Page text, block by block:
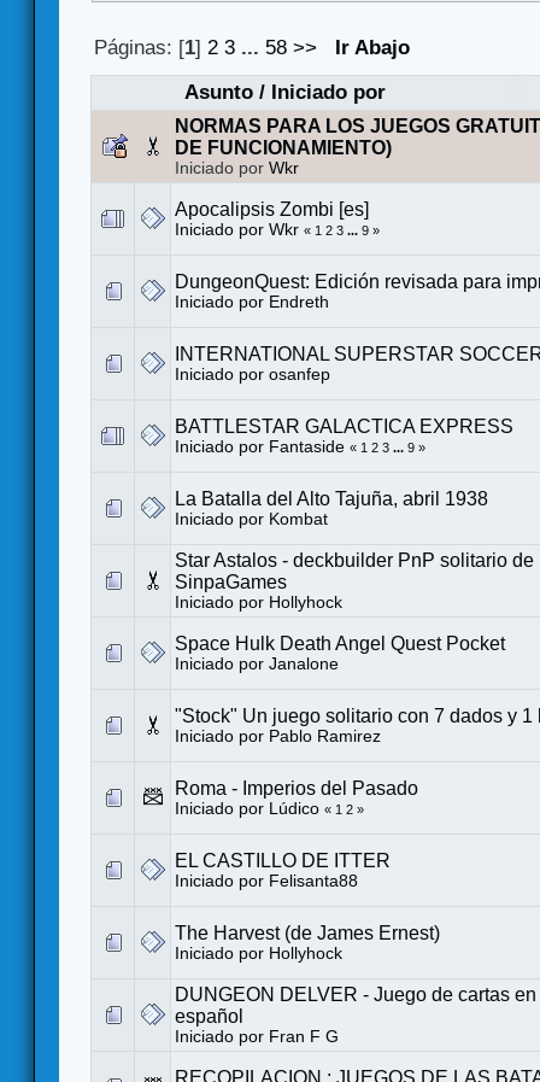
Páginas: [1] 2 3 ... 58 >>
Ir Abajo
Asunto/ Iniciado por
NORMAS PARA LOS JUEGOS
DE FUNCIONAMIENTO)
Iniciado por Wkr
Apocalipsis Zombi [es]
Iniciado por Wkr « 1 2 3 ... 9 »
DungeonQuest: Edición revisada para
Iniciado por Endreth
INTERNATIONAL SUPERSTAR
Iniciado por osanfep
BATTLESTAR GALACTICA EXPRESS
Iniciado por Fantaside « 1 2 3 ... 9 »
La Batalla del Alto Tajuña, abril 1938
Iniciado por Kombat
Star Astalos - deckbuilder PnP solitario de
SinpaGames
Iniciado por Hollyhock
Space Hulk Death Angel Quest Pocket
Iniciado por Janalone
"Stock" Un juego solitario con 7 dados y 1
Iniciado por Pablo Ramirez
Roma - Imperios del Pasado
Iniciado por Lúdico « 1 2 »
EL CASTILLO DE ITTER
Iniciado por Felisanta88
The Harvest (de James Ernest)
Iniciado por Hollyhock
DUNGEON DELVER - Juego de cartas
español
Iniciado por Fran F G
RECOPILACION : JUEGOS DE LAS